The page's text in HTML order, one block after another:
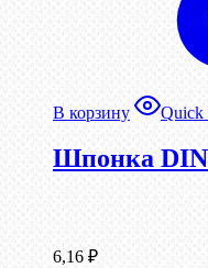
В корзину Quick
Шпонка DIN
6,16 ₽